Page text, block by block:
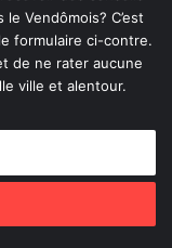
Vendômois? C’est
formulaire ci-contre.
de ne rater aucune
ville et alentour.